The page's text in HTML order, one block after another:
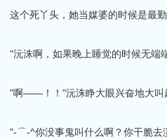
这个死丫头，她当媒婆的时候是
"沅洙啊，如果晚上睡觉的时候无端
"啊——！！"沅洙睁大眼兴奋地大
"-⌒-^你没事鬼叫什么啊？你干脆去